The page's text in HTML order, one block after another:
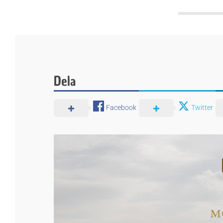
Dela
Facebook Twitter